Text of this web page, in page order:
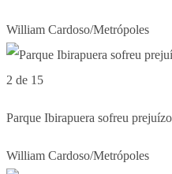
William Cardoso/Metrópoles
2 de 15
Parque Ibirapuera sofreu
William Cardoso/Metrópoles